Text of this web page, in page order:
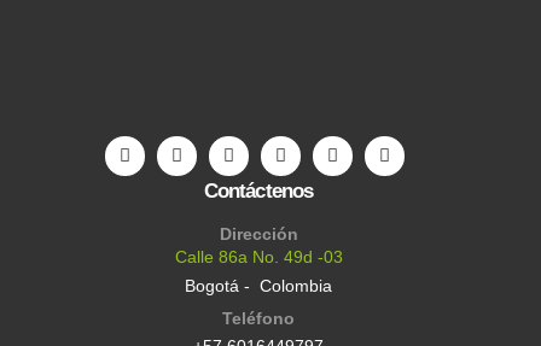
Contáctenos
Dirección
Calle 86a No. 49d -03
Bogotá - Colombia
Teléfono